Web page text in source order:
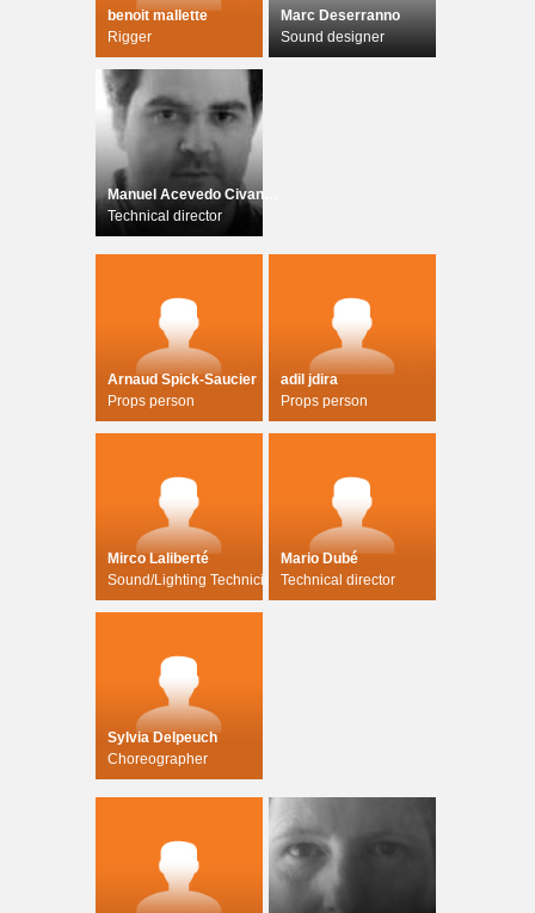
benoit mallette
Rigger
Marc Deserranno
Sound designer
Technical director
Arnaud Spick-Saucier
Props person
adil jdira
Props person
Mirco Laliberté
Sound/Lighting Technician
Mario Dubé
Technical director
Sylvia Delpeuch
Choreographer